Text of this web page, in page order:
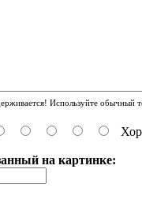
Используйте обычный
на картинке: